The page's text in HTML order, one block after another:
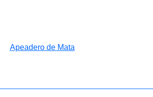
Apeadero de Mata